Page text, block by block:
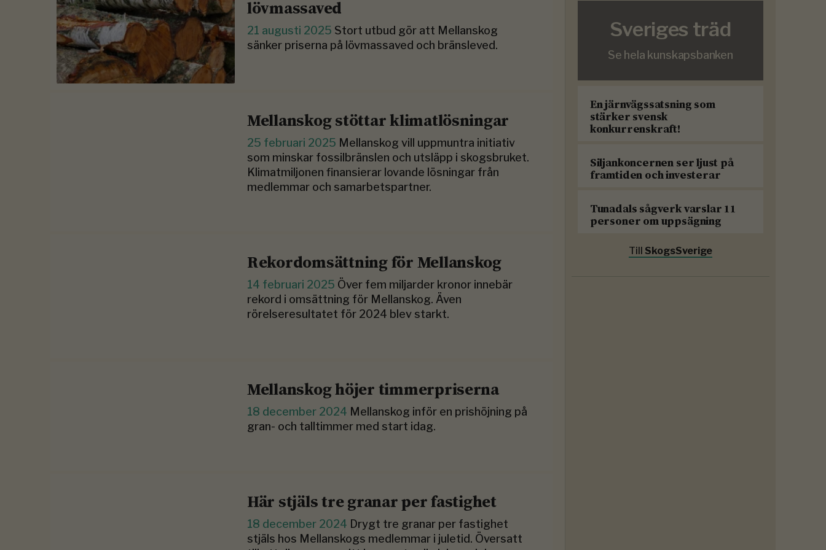
lövmassaved
21 augusti 2025 Stort utbud gör att Mellanskog
sänker priserna på lövmassaved och bränsleved.
Mellanskog stöttar klimatlösningar
25 februari 2025 Mellanskog vill uppmuntra initiativ
som minskar fossilbränslen och utsläpp i skogsbruket.
Klimatmiljonen finansierar lovande lösningar från
medlemmar och samarbetspartner.
Rekordomsättning för Mellanskog
14 februari 2025 Över fem miljarder kronor innebär
rekord i omsättning för Mellanskog. Även
rörelseresultatet för 2024 blev starkt.
Mellanskog höjer timmerpriserna
18 december 2024 Mellanskog inför en prishöjning på
gran- och talltimmer med start idag.
Här stjäls tre granar per fastighet
18 december 2024 Drygt tre granar per fastighet
stjäls hos Mellanskogs medlemmar i juletid. Översatt
Sveriges träd
Se hela kunskapsbanken
En järnvägssatsning som
stärker svensk
konkurrenskraft!
Siljankoncernen ser ljust på
framtiden och investerar
Tunadals sågverk varslar 11
personer om uppsägning
Till SkogsSverige